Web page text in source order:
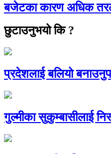
बजेटका कारण अधिक
छुटाउनुभयो कि ?
प्रदेशलाई बलियो
गुल्मीका सुकुम्बासीलाई